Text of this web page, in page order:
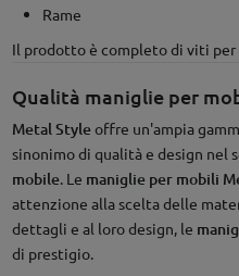
Rame
Il prodotto è completo di viti per
Qualità maniglie per
Metal Styleoffre un'ampia
sinonimo di qualità e design nel
mobile. Le maniglie per mobili
attenzione alla scelta delle
dettagli e al loro design, le
di prestigio.